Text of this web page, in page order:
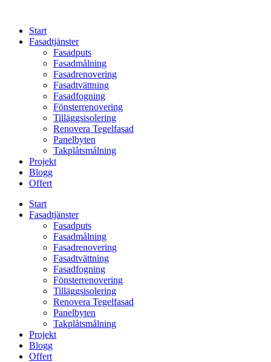
contentStart
Fasadtjänster
Fasadputs
Fasadmålning
Fasadrenovering
Fasadtvättning
Fasadfogning
Fönsterrenovering
Tilläggsisolering
Renovera Tegelfasad
Panelbyten
Takplåtsmålning
Projekt
Blogg
Offert
Start
Fasadtjänster
Fasadputs
Fasadmålning
Fasadrenovering
Fasadtvättning
Fasadfogning
Fönsterrenovering
Tilläggsisolering
Renovera Tegelfasad
Panelbyten
Takplåtsmålning
Projekt
Blogg
Offert